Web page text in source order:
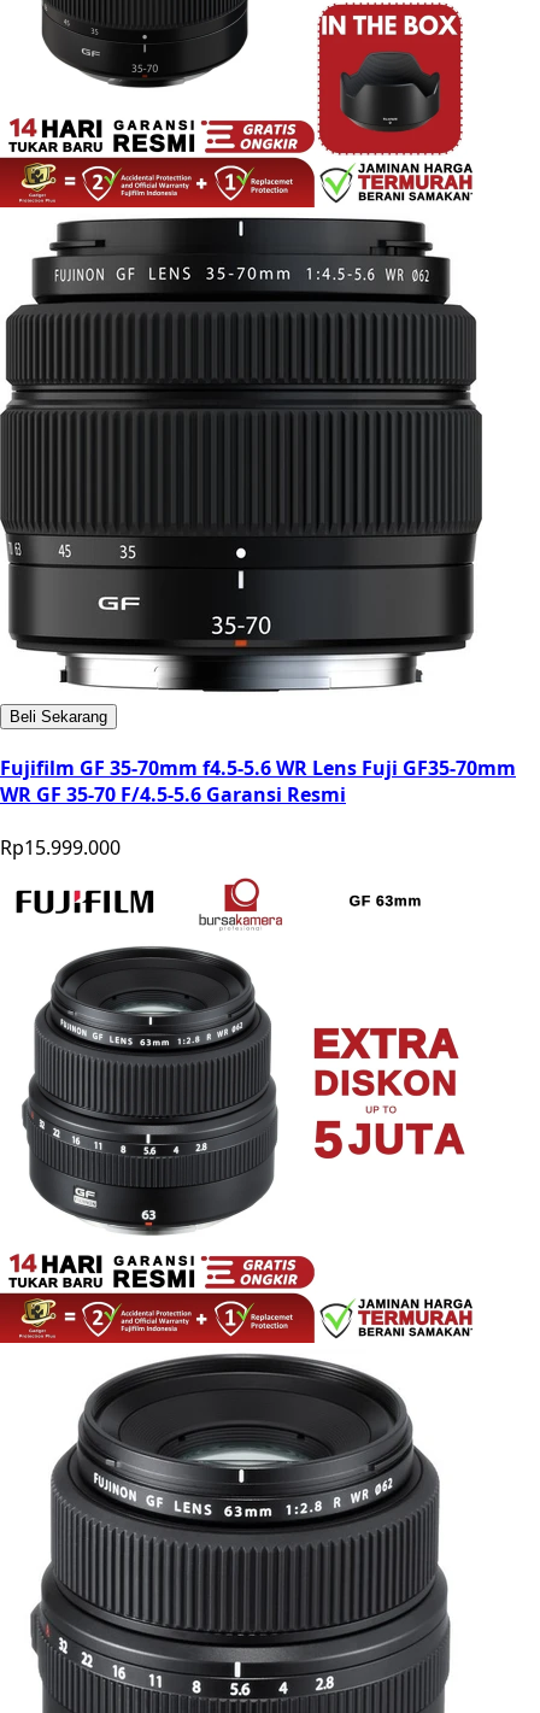
Beli Sekarang
Fujifilm GF 35-70mm f4.5-5.6 WR Lens Fuji GF35-70mm
WR GF 35-70 F/4.5-5.6 Garansi Resmi
Rp15.999.000